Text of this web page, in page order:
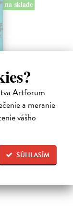
Artforum
a meranie
vášho
SÚHLASÍM
na sklade
společnosti jako lék
kvalitní vzdělání.